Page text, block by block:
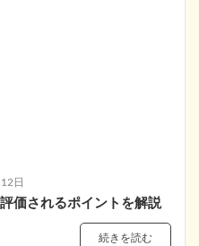
日
価されるポイントを解説
続きを読む